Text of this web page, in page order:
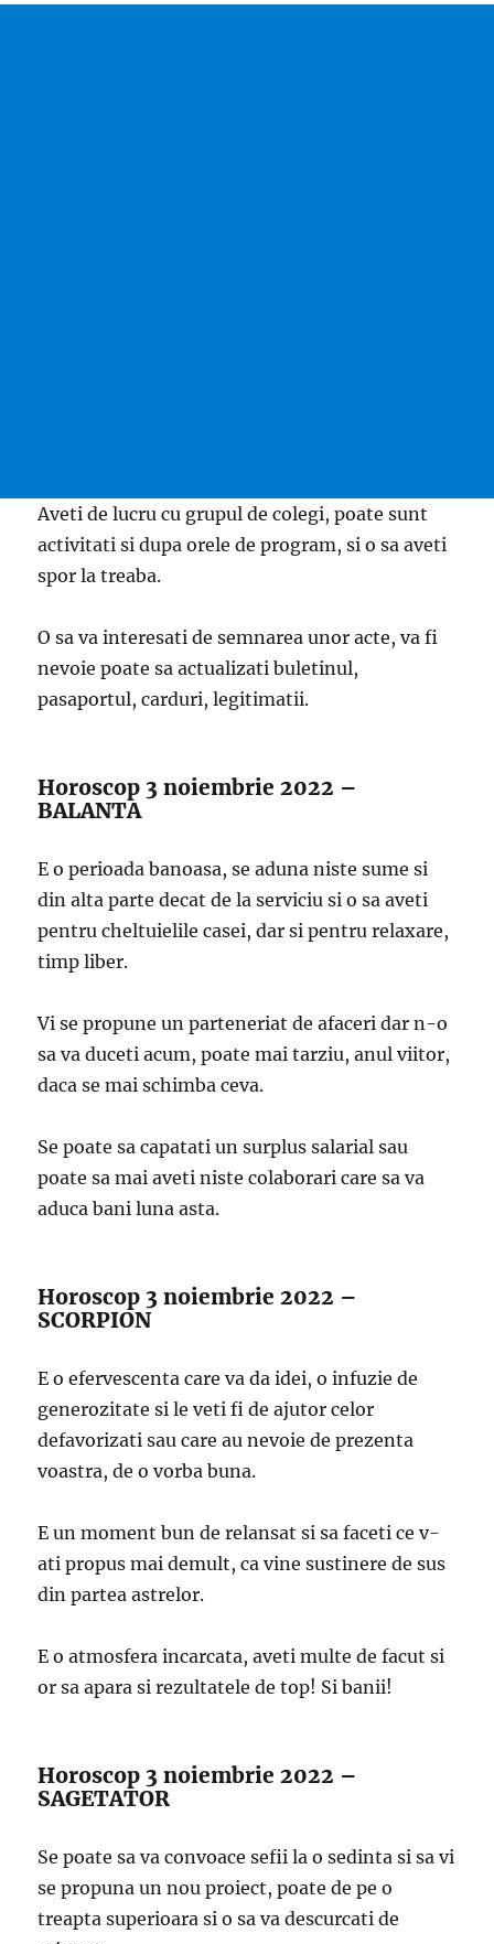
Aveti de lucru cu grupul de colegi, poate sunt
activitati si dupa orele de program, si o sa aveti
spor la treaba.
O sa va interesati de semnarea unor acte, va fi
nevoie poate sa actualizati buletinul,
pasaportul, carduri, legitimatii.
Horoscop 3 noiembrie 2022 –
BALANTA
E o perioada banoasa, se aduna niste sume si
din alta parte decat de la serviciu si o sa aveti
pentru cheltuielile casei, dar si pentru relaxare,
timp liber.
Vi se propune un parteneriat de afaceri dar n-o
sa va duceti acum, poate mai tarziu, anul viitor,
daca se mai schimba ceva.
Se poate sa capatati un surplus salarial sau
poate sa mai aveti niste colaborari care sa va
aduca bani luna asta.
Horoscop 3 noiembrie 2022 –
SCORPION
E o efervescenta care va da idei, o infuzie de
generozitate si le veti fi de ajutor celor
defavorizati sau care au nevoie de prezenta
voastra, de o vorba buna.
E un moment bun de relansat si sa faceti ce v-
ati propus mai demult, ca vine sustinere de sus
din partea astrelor.
E o atmosfera incarcata, aveti multe de facut si
or sa apara si rezultatele de top! Si banii!
Horoscop 3 noiembrie 2022 –
SAGETATOR
Se poate sa va convoace sefii la o sedinta si sa vi
se propuna un nou proiect, poate de pe o
treapta superioara si o sa va descurcati de